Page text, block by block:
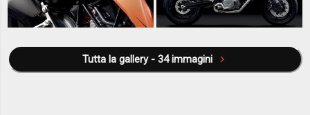
Tutta la gallery - 34 immagini